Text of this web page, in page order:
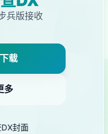
兵版接收
载
多